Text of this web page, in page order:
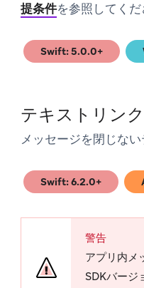
提条件を参照してくだ
Swift: 5.0.0+
(opens in new tab)
テキストリン
メッセージを閉じな
Swift: 6.2.0+
(opens in new tab)
警告
アプリ内メ
SDKバージ